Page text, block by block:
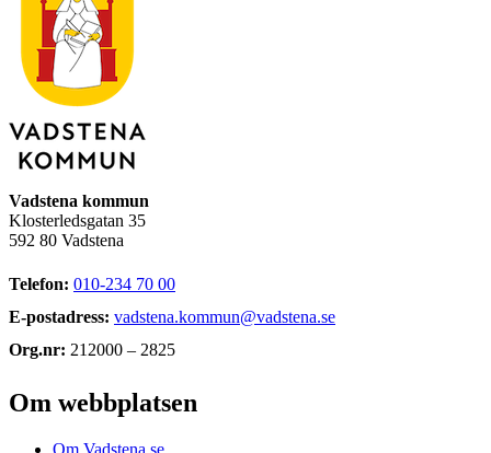
Vadstena kommun
Klosterledsgatan 35
592 80 Vadstena
Telefon: 010-234 70 00
E-postadress: vadstena.kommun@vadstena.se
Org.nr: 212000 – 2825
Om webbplatsen
Om Vadstena.se